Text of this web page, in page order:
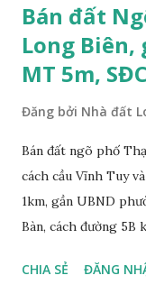
Bán đất
Long Biên,
MT 5m,
Đăng bởi Nhà đất
Bán đất ngõ phố
cách cầu Vĩnh Tuy
1km, gần UBND
Bàn, cách đường 5B
mặt tiền 5m, sổ đỏ
CHIA SẺ ĐĂNG